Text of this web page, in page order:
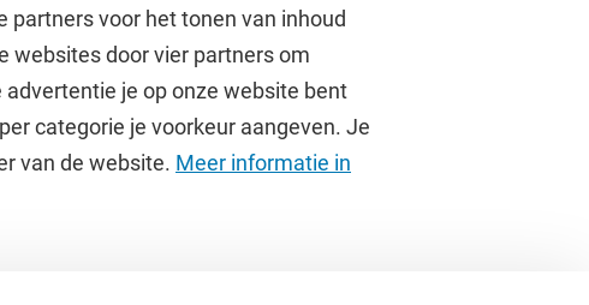
voor het tonen van inhoud
websites door vier partners om
je op onze website bent
categorie je voorkeur aangeven. Je
van de website. Meer informatie in
Over de VU
Contact en route
Werken bij de VU